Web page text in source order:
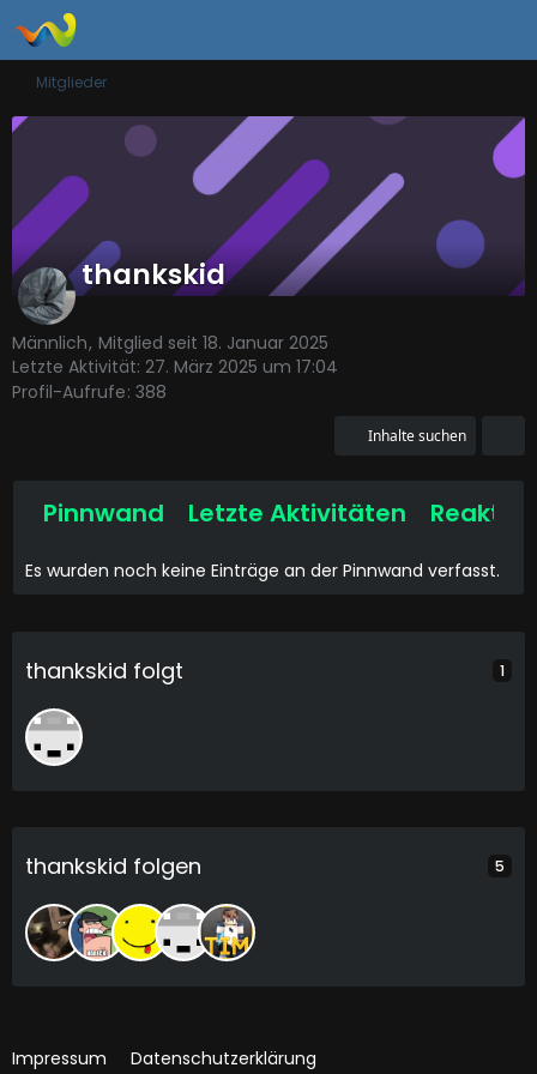
Mitglieder
thankskid
Männlich Mitglied seit 18. Januar 2025
Letzte Aktivität: 27. März 2025 um 17:04
Profil-Aufrufe 388
Inhalte suchen
Pinnwand Letzte Aktivitäten
Es wurden noch keine Einträge an der Pinnwand verfasst.
thankskid folgt 1
thankskid folgen 5
Impressum Datenschutzerklärung